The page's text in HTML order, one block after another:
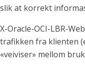
slik at korrekt
X-Oracle-OCI-LBR-
trafikken fra klienten
«veiviser» mellom